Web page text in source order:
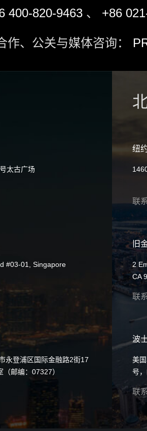
400-820-9463 、 +86
作、公关与媒体咨询：
太古广场
#03-01, Singapore
永登浦区国际金融路2街17
邮编：07327）
纽
联
旧
2
CA
联
波
美
号
联